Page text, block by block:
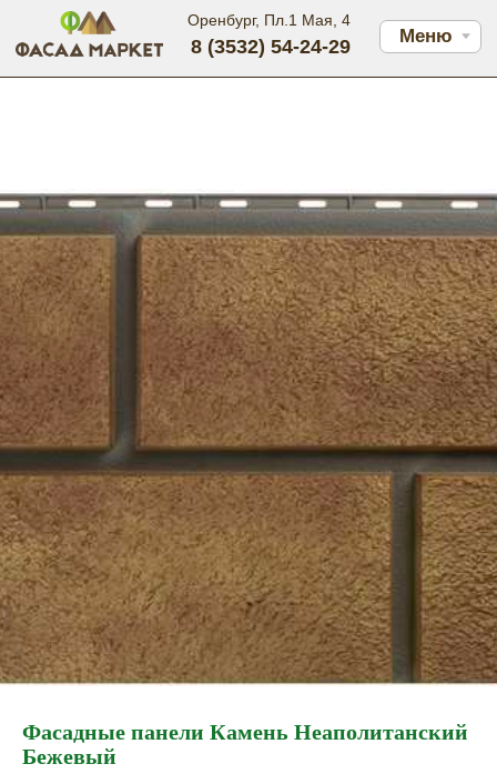
Меню
Оренбург, Пл.1 Мая, 4
8 (3532) 54-24-29
Фасадные панели Камень Неаполитанский
Бежевый